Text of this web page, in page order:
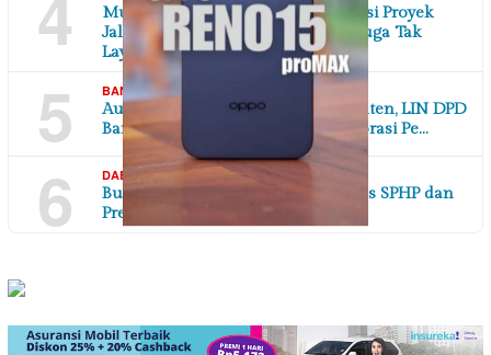
Mutu Dipertanyakan, Tulangan Besi Proyek
Jalan Poros Desa di Karawang Diduga Tak
Laya…
5 BANTEN,DAERAH
Audiensi Bersama Disperindag Banten, LIN DPD
Banten Perkuat Sinergi dan Kolaborasi Pe…
6 DAERAH, DI YOGYAKARTA
Bulog DIY masih gelontorkan beras SPHP dan
Premium ke Pasar SP2KP